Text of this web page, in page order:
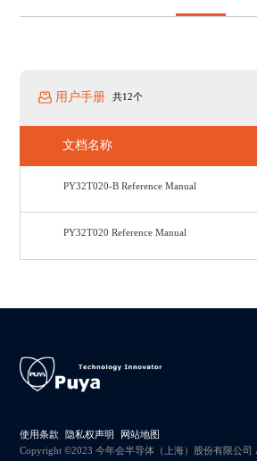
用户手册 共12个
文档名称
PY32T020-B Reference Manual
PY32T020 Reference Manual
使用条款 隐私权声明
网站地图
Copyright ©2023 今年会半导体（上海）股份有限公司